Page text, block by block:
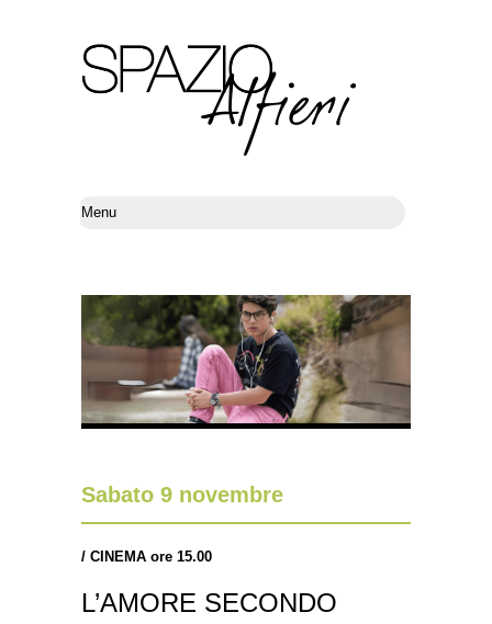
Sabato 9 novembre
/ CINEMA ore 15.00
L’AMORE SECONDO